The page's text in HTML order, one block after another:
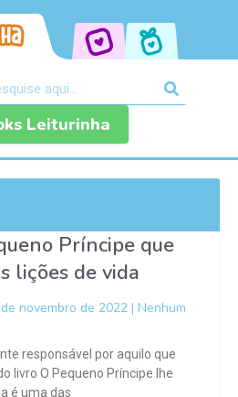
Leiturinha
Príncipe que
lições de vida
novembro de 2022
Nenhum
responsável por aquilo que
livro O Pequeno Príncipe lhe
é uma das